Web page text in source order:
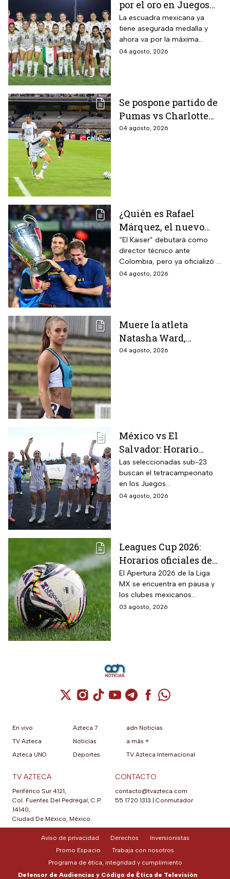
por el oro en Juegos
Centroamericanos; ya
conoce a su rival
La escuadra mexicana ya
tiene asegurada medalla y
ahora va por la máxima
presea en los Juegos
04 agosto, 2026
Se pospone partido de
Pumas vs Charlotte
FC en el inicio de la
04 agosto, 2026
¿Quién es Rafael
Márquez, el nuevo
entrenador de la
Selección Mexicana
que debutará con
Colombia, Perú y
“El Kaiser” debutará como
director técnico ante
Colombia, pero ya oficializó la
fecha de su primer encuentro
04 agosto, 2026
Muere la atleta
Natasha Ward,
promesa del atletismo
04 agosto, 2026
México vs El
Salvador: Horario
oficial y dónde ver la
semifinal de la
femenil en los Juegos
Centroamericanos
Las seleccionadas sub-23
buscan el tetracampeonato
en los Juegos
Centroamericanos y del
04 agosto, 2026
Leagues Cup 2026:
Horarios oficiales de
los partidos de la Liga
MX vs MLS de la Fase
1
El Apertura 2026 de la Liga
MX se encuentra en pausa y
los clubes mexicanos
competirán en el torneo
03 agosto, 2026
Cuenta de X / Twitter (se abre en una
Cuenta de Instagram (se abre en una
Cuenta de TikTok (se abre en
Cuenta de YouTube (se abre
Cuenta de Telegram (se
Cuenta de
Cuenta de
En vivo
TV Azteca
Azteca UNO
Azteca 7
Noticias
Deportes
adn Noticias
a más +
TV Azteca Internacional
TV AZTECA
Periférico Sur 4121,
Col. Fuentes Del Pedregal, C.P.
14140,
Ciudad De México, México.
CONTACTO
contacto@tvazteca.com
55 1720 1313
Conmutador
Aviso de privacidad Derechos
Inversionistas
Promo Espacio
Trabaja con nosotros
Programa de ética, integridad y cumplimiento
Defensor de Audiencias y Código de Ética de Televisión